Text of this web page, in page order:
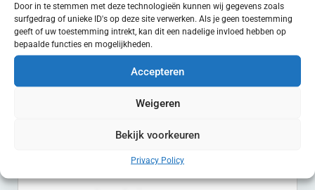
Door in te stemmen met deze technologieën kunnen wij gegevens zoals
surfgedrag of unieke ID's op deze site verwerken. Als je geen toestemming
geeft of uw toestemming intrekt, kan dit een nadelige invloed hebben op
bepaalde functies en mogelijkheden.
Accepteren
Weigeren
Bekijk voorkeuren
Privacy Policy
Meshouder Scraperite – Inclusief 6 Plastic Mesjes